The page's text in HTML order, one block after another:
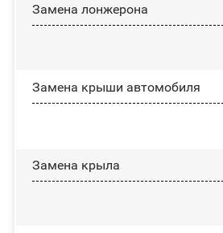
Замена лонжерона
Замена крыши автомобиля
Замена крыла